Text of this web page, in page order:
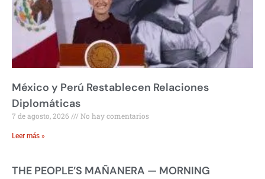
México y Perú Restablecen Relaciones
Diplomáticas
7 de agosto, 2026 No hay comentarios
Leer más »
THE PEOPLE’S MAÑANERA — MORNING